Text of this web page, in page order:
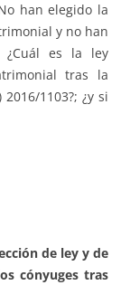
han elegido la
y no han
¿Cuál es la ley
tras la
1103?; ¿y si
de ley y de
cónyuges tras